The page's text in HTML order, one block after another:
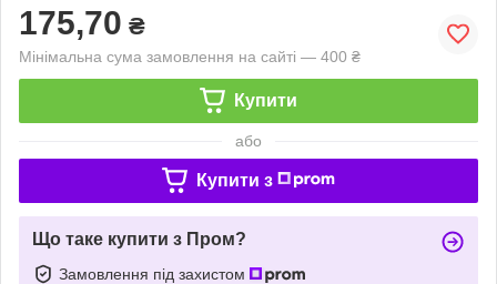
175,70 ₴
Мінімальна сума замовлення на сайті — 400 ₴
Купити
або
Купити з
Що таке купити з Пром?
Замовлення під захистом